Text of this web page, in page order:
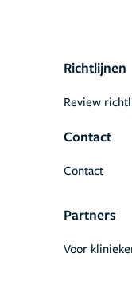
Richtlijnen
Review
Contact
Contact
Partners
Voor